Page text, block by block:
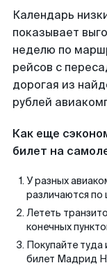
Календарь
показывает
неделю по
рейсов с
дорогая из
рублей
Как еще
билет на
У разных
различаются по
Лететь
конечных
Покупайте туда
билет Мадрид